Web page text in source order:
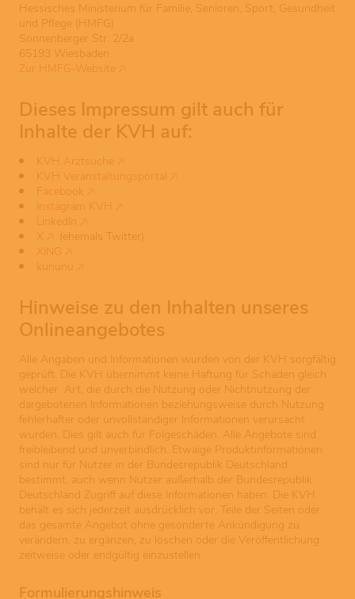
Hessisches Ministerium für Familie, Senioren, Sport, Gesundheit
und Pflege (HMFG)
Sonnenberger Str. 2/2a
65193 Wiesbaden
Zur HMFG-Website
Dieses Impressum gilt auch für
Inhalte der KVH auf:
KVH Arztsuche
KVH Veranstaltungsportal
Facebook
Instagram KVH
LinkedIn
X
(ehemals Twitter)
XING
kununu
Hinweise zu den Inhalten unseres
Onlineangebotes
Alle Angaben und Informationen wurden von der KVH sorgfältig
geprüft. Die KVH übernimmt keine Haftung für Schäden gleich
welcher Art, die durch die Nutzung oder Nichtnutzung der
dargebotenen Informationen beziehungsweise durch Nutzung
fehlerhafter oder unvollständiger Informationen verursacht
wurden. Dies gilt auch für Folgeschäden. Alle Angebote sind
freibleibend und unverbindlich. Etwaige Produktinformationen
sind nur für Nutzer in der Bundesrepublik Deutschland
bestimmt, auch wenn Nutzer außerhalb der Bundesrepublik
Deutschland Zugriff auf diese Informationen haben. Die KVH
behält es sich jederzeit ausdrücklich vor, Teile der Seiten oder
das gesamte Angebot ohne gesonderte Ankündigung zu
verändern, zu ergänzen, zu löschen oder die Veröffentlichung
zeitweise oder endgültig einzustellen.
Formulierungshinweis